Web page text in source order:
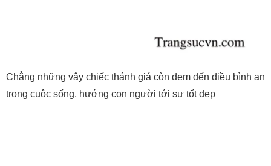
Chẳng những vậy chiếc thánh giá còn đem đến điều bình an
trong cuộc sống, hướng con người tới sự tốt đẹp